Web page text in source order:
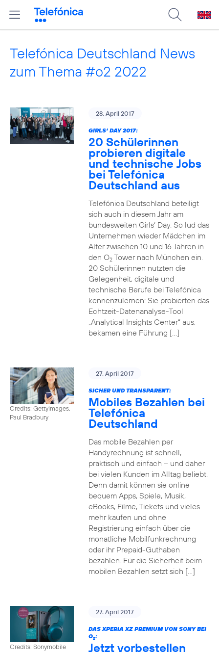
Telefónica Deutschland News
zum Thema #o2 2022
28. April 2017
GIRLS‘ DAY 2017:
20 Schülerinnen
probieren digitale
und technische Jobs
bei Telefónica
Deutschland aus
Telefónica Deutschland beteiligt
sich auch in diesem Jahr am
bundesweiten Girls‘ Day. So lud das
Unternehmen wieder Mädchen im
Alter zwischen 10 und 16 Jahren in
den O2Tower nach München ein.
20 Schülerinnen nutzten die
Gelegenheit, digitale und
technische Berufe bei Telefónica
kennenzulernen: Sie probierten das
Echtzeit-Datenanalyse-Tool
„Analytical Insights Center“ aus,
bekamen eine Führung […]
Credits: Gettyimages,
Paul Bradbury
27. April 2017
SICHER UND TRANSPARENT:
Mobiles Bezahlen bei
Telefónica
Deutschland
Das mobile Bezahlen per
Handyrechnung ist schnell,
praktisch und einfach – und daher
bei vielen Kunden im Alltag beliebt.
Denn damit können sie online
bequem Apps, Spiele, Musik,
eBooks, Filme, Tickets und vieles
mehr kaufen und ohne
Registrierung einfach über die
monatliche Mobilfunkrechnung
oder ihr Prepaid-Guthaben
bezahlen. Für die Sicherheit beim
mobilen Bezahlen setzt sich […]
Credits: Sonymobile
27. April 2017
DAS XPERIA XZ PREMIUM VON SONY BEI
O2:
Jetzt vorbestellen